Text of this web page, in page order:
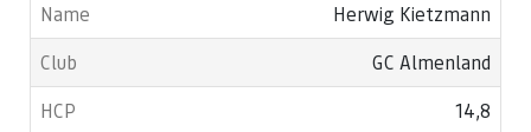
Herwig Kietzmann
GC Almenland
14,8